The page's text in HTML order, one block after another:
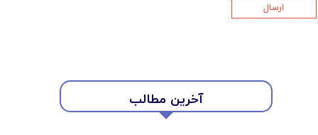
آخرین مطالب
ارسال